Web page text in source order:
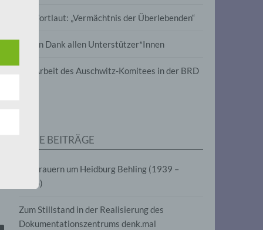
Im Wortlaut: „Vermächtnis der Überlebenden“
Vielen Dank allen Unterstützer*Innen
Zur Arbeit des Auschwitz-Komitees in der BRD
NEUE BEITRÄGE
Wir trauern um Heidburg Behling (1939 –
2026)
Zum Stillstand in der Realisierung des
Dokumentationszentrums denk.mal